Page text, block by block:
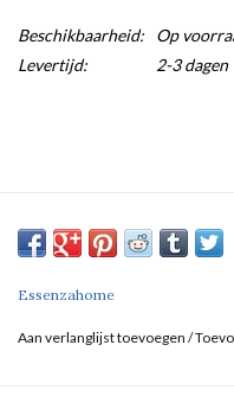
Beschikbaarheid: Op
Levertijd:
2-3 dagen
Essenzahome
Aan verlanglijst toevoegen /